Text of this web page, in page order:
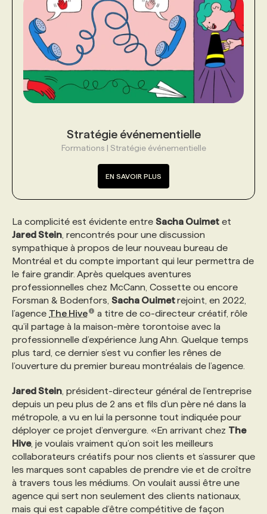
PROGRAMMES DE SUBVENTIONS
FAQ
Stratégie événementielle
Formations | Stratégie événementielle
EN SAVOIR PLUS
La complicité est évidente entre Sacha Ouimet et
Jared Stein , rencontrés pour une discussion
sympathique à propos de leur nouveau bureau de
Montréal et du compte important qui leur permettra de
le faire grandir. Après quelques aventures
professionnelles chez McCann, Cossette ou encore
Forsman & Bodenfors, Sacha Ouimetrejoint, en 2022,
l’agence The Hive
a titre de co-directeur créatif, rôle
qu’il partage à la maison-mère torontoise avec la
professionnelle d’expérience Jung Ahn. Quelque temps
plus tard, ce dernier s’est vu confier les rênes de
l’ouverture du premier bureau montréalais de l’agence.
Jared Stein , président-directeur général de l’entreprise
depuis un peu plus de 2 ans et fils d’un père né dans la
métropole, a vu en lui la personne tout indiquée pour
déployer ce projet d’envergure. «En arrivant chez The
Hive, je voulais vraiment qu’on soit les meilleurs
collaborateurs créatifs pour nos clients et s’assurer que
les marques sont capables de prendre vie et de croître
à travers tous les médiums. On voulait aussi être une
agence qui sert non seulement des clients nationaux,
mais qui est capable d’être compétitive de façon